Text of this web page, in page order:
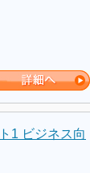
1 ビジネス向